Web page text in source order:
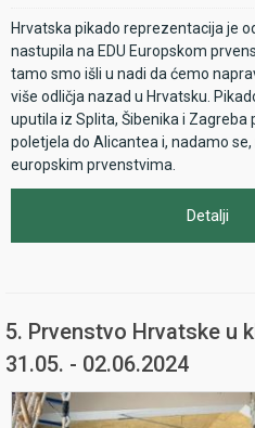
Hrvatska pikado reprezentacija je
nastupila na EDU Europskom
tamo smo išli u nadi da ćemo
više odličja nazad u Hrvatsku.
uputila iz Splita, Šibenika i Zagreba
poletjela do Alicantea i, nadamo
europskim prvenstvima.
Detalji
5. Prvenstvo Hrvatske u
31.05. - 02.06.2024